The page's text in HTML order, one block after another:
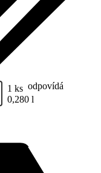
1 ks odpovídá
0,280 l